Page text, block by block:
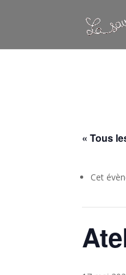
: Constant
« Tous
Cet